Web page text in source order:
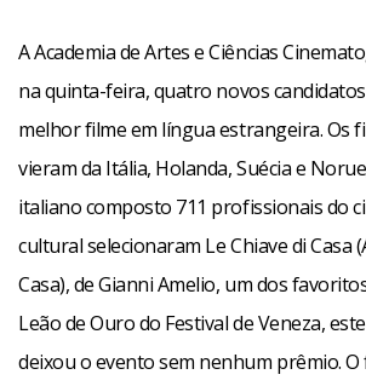
A Academia de Artes e Ciências
na quinta-feira, quatro novos
melhor filme em língua estrangeira. Os
vieram da Itália, Holanda, Suécia e
italiano composto 711 profissionais do
cultural selecionaram Le Chiave di Casa
Casa), de Gianni Amelio, um dos
Leão de Ouro do Festival de Veneza,
deixou o evento sem nenhum prêmio.